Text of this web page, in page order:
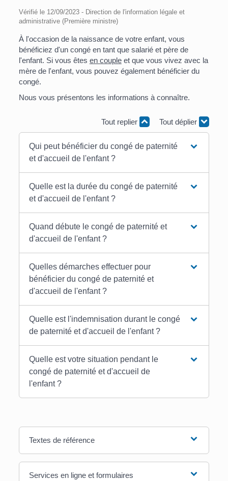
Vérifié le 12/09/2023 - Direction de l'information légale et
administrative (Première ministre)
À l'occasion de la naissance de votre enfant, vous
bénéficiez d'un congé en tant que salarié et père de
l'enfant. Si vous êtes en coupleet que vous vivez avec la
mère de l'enfant, vous pouvez également bénéficier du
congé.
Nous vous présentons les informations à connaître.
Tout replier Tout déplier
Qui peut bénéficier du congé de paternité
et d'accueil de l'enfant ?
Quelle est la durée du congé de paternité
et d'accueil de l'enfant ?
Quand débute le congé de paternité et
d'accueil de l'enfant ?
Quelles démarches effectuer pour
bénéficier du congé de paternité et
d'accueil de l'enfant ?
Quelle est l'indemnisation durant le congé
de paternité et d'accueil de l'enfant ?
Quelle est votre situation pendant le
congé de paternité et d'accueil de
l'enfant ?
Textes de référence
Services en ligne et formulaires